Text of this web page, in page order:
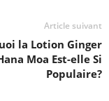
Article suivant
la Lotion Ginger
Moa Est-elle Si
Populaire?